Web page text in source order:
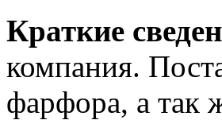
Краткие
компания.
фарфора, а так